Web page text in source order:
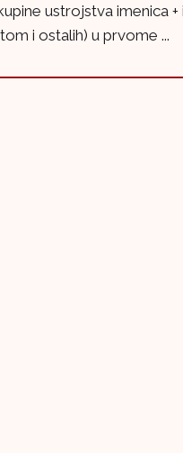
ustrojstva imenica
i ostalih) u prvome ...